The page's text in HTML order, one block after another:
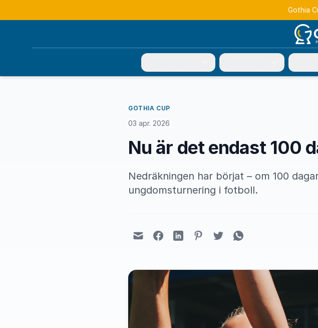
Gothia
GOTHIA CUP
03 apr. 2026
Nu är det endast 100
Nedräkningen har börjat – om 100
ungdomsturnering i fotboll.